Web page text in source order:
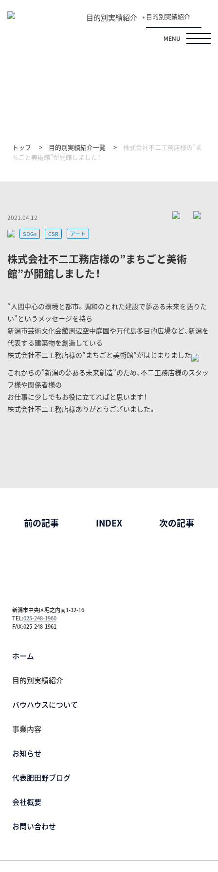
目的別実績紹介 目的別実績紹介
MENU
トップ 目的別実績紹介一覧
株式会社不二工務店様の”ま
ちごと美術館”が開館しました！
2021.04.12
SDGs CSR アート
株式会社不二工務店様の”まちごと美術
館”が開館しました！
“人間中心の環境と都市。調和のとれた建設で夢ある未来を語りた
い”というメッセージを持ち
新潟市芸術文化会館周辺空中庭園や万代島多目的広場など、新潟を
代表する建築物を創造している
株式会社不二工務店様の”まちごと美術館”がはじまりました
これからの”新潟の夢ある未来創造”のため、不二工務店様のスタッ
フ様や関係者様の
お仕事に少しでもお役に立てればと思います！
株式会社不二工務店様ありがとうございました。
前の記事 INDEX 次の記事
新潟市中央区堀之内南1-32-16
TEL:025-248-1960
FAX:025-248-1961
ホーム
目的別実績紹介
バウハウスについて
事業内容
お知らせ
代表肥田野ブログ
会社概要
お問い合わせ